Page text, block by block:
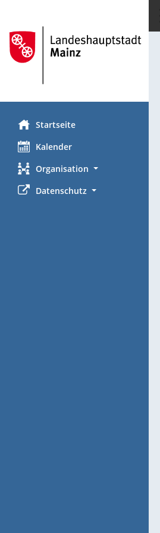
Startseite
Kalender
Organisation
Datenschutz